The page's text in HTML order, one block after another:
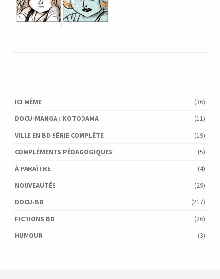
ICI MÊME
(36)
DOCU-MANGA : KOTODAMA
(11)
VILLE EN BD SÉRIE COMPLÈTE
(19)
COMPLÉMENTS PÉDAGOGIQUES
(5)
À PARAÎTRE
(4)
NOUVEAUTÉS
(29)
DOCU-BD
(217)
FICTIONS BD
(26)
HUMOUR
(3)